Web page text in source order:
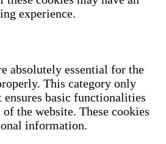
experience.
absolutely essential for the
This category only
ensures basic functionalities
the website. These cookies
information.